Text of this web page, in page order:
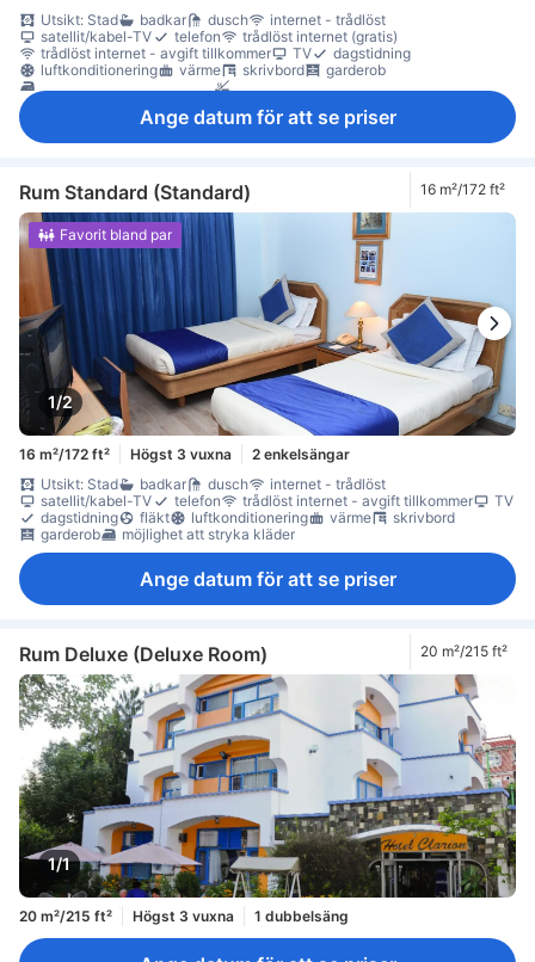
Utsikt: Stad
badkar dusch
internet - trådlöst
satellit/kabel-TV
telefon
trådlöst internet (gratis)
trådlöst internet - avgift tillkommer
TV
dagstidning
luftkonditionering
värme skrivbord
garderob
möjlighet att stryka kläder
Rökpolicy - rökfria rum tillgängliga
Ange datum för att se priser
Rum Standard (Standard) 16 m²/172 ft²
1/2
Favorit bland par
16 m²/172 ft² Högst 3 vuxna
2 enkelsängar
Utsikt: Stad
badkar dusch
internet - trådlöst
satellit/kabel-TV
telefon trådlöst internet - avgift tillkommer
TV
dagstidning
fläkt luftkonditionering värme
skrivbord
garderob
möjlighet att stryka kläder
Ange datum för att se priser
Rum Deluxe (Deluxe Room) 20 m²/215 ft²
1/1
20 m²/215 ft² Högst 3 vuxna 1 dubbelsäng